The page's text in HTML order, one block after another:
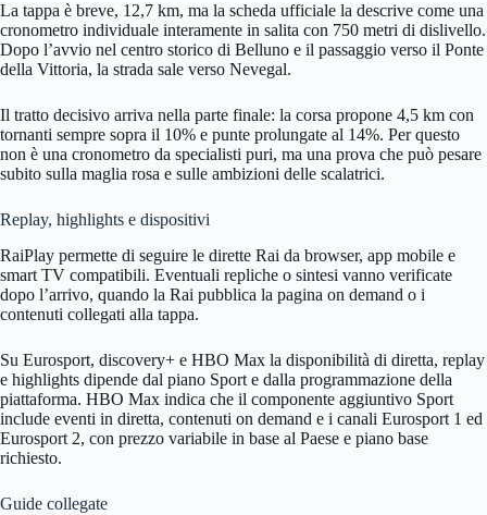
La tappa è breve, 12,7 km, ma la scheda ufficiale la descrive come una
cronometro individuale interamente in salita con 750 metri di dislivello.
Dopo l’avvio nel centro storico di Belluno e il passaggio verso il Ponte
della Vittoria, la strada sale verso Nevegal.
Il tratto decisivo arriva nella parte finale: la corsa propone 4,5 km con
tornanti sempre sopra il 10% e punte prolungate al 14%. Per questo
non è una cronometro da specialisti puri, ma una prova che può pesare
subito sulla maglia rosa e sulle ambizioni delle scalatrici.
Replay, highlights e dispositivi
RaiPlay permette di seguire le dirette Rai da browser, app mobile e
smart TV compatibili. Eventuali repliche o sintesi vanno verificate
dopo l’arrivo, quando la Rai pubblica la pagina on demand o i
contenuti collegati alla tappa.
Su Eurosport, discovery+ e HBO Max la disponibilità di diretta, replay
e highlights dipende dal piano Sport e dalla programmazione della
piattaforma. HBO Max indica che il componente aggiuntivo Sport
include eventi in diretta, contenuti on demand e i canali Eurosport 1 ed
Eurosport 2, con prezzo variabile in base al Paese e piano base
richiesto.
Guide collegate